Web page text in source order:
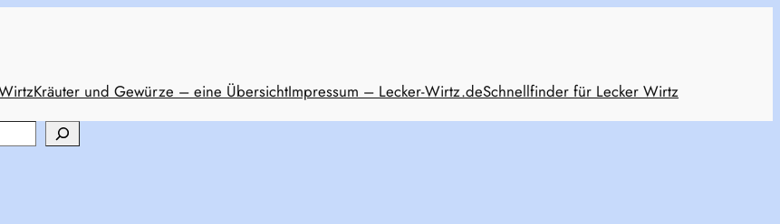
Kräuter und Gewürze – eine ÜbersichtImpressum – Lecker-Wirtz.deSchnellfinder für Lecker Wirtz